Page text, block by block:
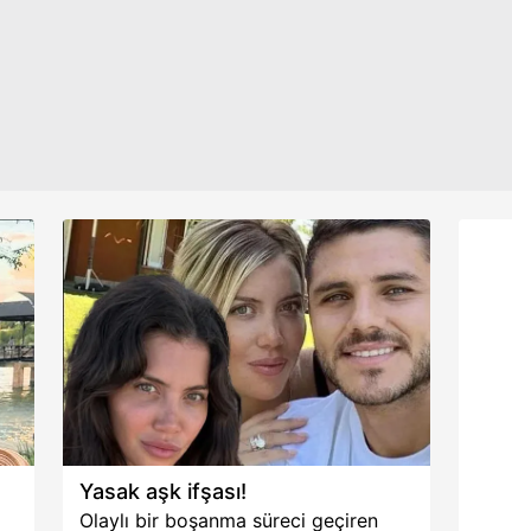
Yasak aşk ifşası!
Olaylı bir boşanma süreci geçiren